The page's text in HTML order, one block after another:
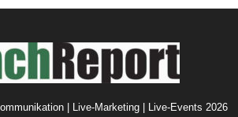
| Live-Marketing | Live-Events 2026